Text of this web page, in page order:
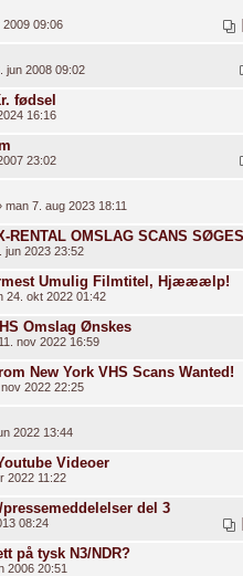
2009 09:06
jun 2008 09:02
fødsel
16:16
23:02
man 7. aug 2023 18:11
RENTAL OMSLAG SCANS
jun 2023 23:52
Umulig Filmtitel, Hjææælp!
24. okt 2022 01:42
Omslag Ønskes
nov 2022 16:59
New York VHS Scans Wanted!
2022 22:25
2022 13:44
Videoer
2022 11:22
del 3
08:24
på tysk N3/NDR?
2006 20:51